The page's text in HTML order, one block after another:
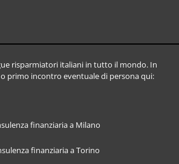
risparmiatori italiani in tutto il mondo. In
o primo incontro eventuale di persona qui:
finanziaria a Milano
finanziaria a Torino